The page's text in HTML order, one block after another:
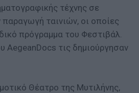
τέχνης σε
παραγωγή ταινιών, οι οποίες
πρόγραμμα του Φεστιβάλ.
ΑegeanDocs τις δημιούργησαν
Θέατρο της Μυτιλήνης,